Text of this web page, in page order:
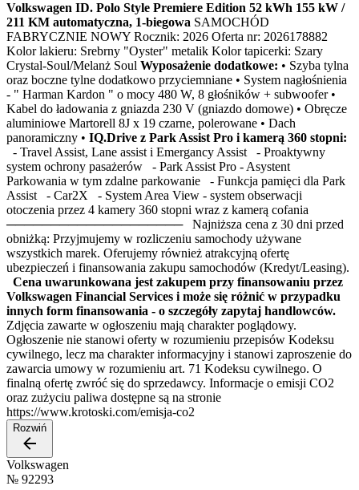
Volkswagen ID. Polo Style Premiere Edition 52 kWh 155 kW /
211 KM automatyczna, 1-biegowa SAMOCHÓD
FABRYCZNIE NOWY Rocznik: 2026 Oferta nr: 2026178882
Kolor lakieru: Srebrny "Oyster" metalik Kolor tapicerki: Szary
Crystal-Soul/Melanż Soul Wyposażenie dodatkowe: • Szyba tylna
oraz boczne tylne dodatkowo przyciemniane • System nagłośnienia
- " Harman Kardon " o mocy 480 W, 8 głośników + subwoofer •
Kabel do ładowania z gniazda 230 V (gniazdo domowe) • Obręcze
aluminiowe Martorell 8J x 19 czarne, polerowane • Dach
panoramiczny • IQ.Drive z Park Assist Pro i kamerą 360 stopni:
- Travel Assist, Lane assist i Emergancy Assist - Proaktywny
system ochrony pasażerów - Park Assist Pro - Asystent
Parkowania w tym zdalne parkowanie - Funkcja pamięci dla Park
Assist - Car2X - System Area View - system obserwacji
otoczenia przez 4 kamery 360 stopni wraz z kamerą cofania
──────────────────── Najniższa cena z 30 dni przed
obniżką: Przyjmujemy w rozliczeniu samochody używane
wszystkich marek. Oferujemy również atrakcyjną ofertę
ubezpieczeń i finansowania zakupu samochodów (Kredyt/Leasing).
Cena uwarunkowana jest zakupem przy finansowaniu przez
Volkswagen Financial Services i może się różnić w przypadku
innych form finansowania - o szczegóły zapytaj handlowców.
Zdjęcia zawarte w ogłoszeniu mają charakter poglądowy.
Ogłoszenie nie stanowi oferty w rozumieniu przepisów Kodeksu
cywilnego, lecz ma charakter informacyjny i stanowi zaproszenie do
zawarcia umowy w rozumieniu art. 71 Kodeksu cywilnego. O
finalną ofertę zwróć się do sprzedawcy. Informacje o emisji CO2
oraz zużyciu paliwa dostępne są na stronie
https://www.krotoski.com/emisja-co2
Rozwiń
Volkswagen
№ 92293